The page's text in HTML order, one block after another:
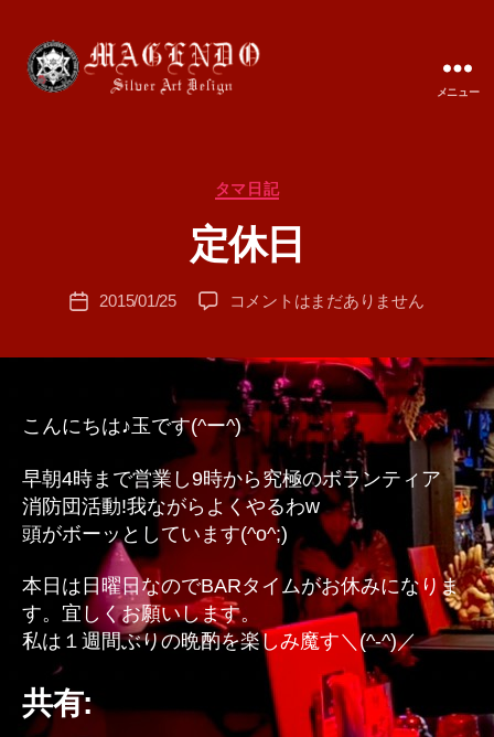
メニュー
カ
ゴ
リ
タマ日記
定休日成
者
T
A
投
2015/01/25
定
へ
の
コメントはまだありません
こんにちは♪玉です(^ー^)
早朝4時まで営業し9時から究極のボランティア
消防団活動!我ながらよくやるわw
頭がボーッとしています(^o^;)
本日は日曜日なのでBARタイムがお休みになりま
す。宜しくお願いします。
私は１週間ぶりの晩酌を楽しみ魔す＼(^-^)／
共有: